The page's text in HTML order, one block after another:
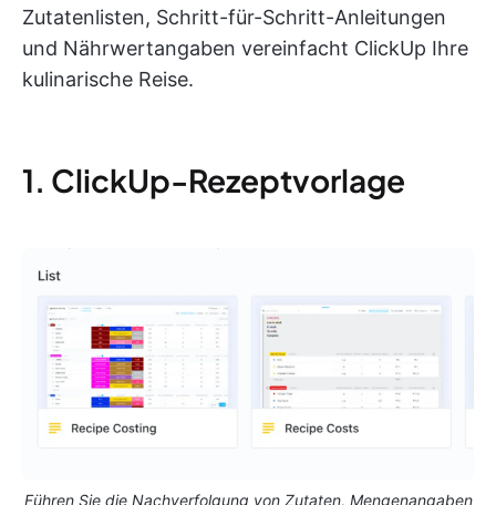
Zutatenlisten, Schritt-für-Schritt-Anleitungen
und Nährwertangaben vereinfacht ClickUp Ihre
kulinarische Reise.
1. ClickUp-Rezeptvorlage
Führen Sie die Nachverfolgung von Zutaten, Mengenangaben